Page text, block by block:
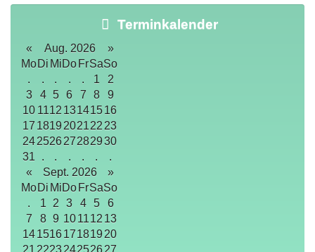
Terminkalender
« Aug. 2026
»
MoDi MiDo FrSaSo
.
. . . . 1
2
3
4 5 6 7 8
9
10 1112 13141516
17 1819 202122 23
24252627282930
31
. . . . .
.
«
Sept. 2026
»
MoDi MiDo FrSaSo
.
1 2 3 4 5
6
7
8 9 10 1112 13
141516171819 20
21 222324252627